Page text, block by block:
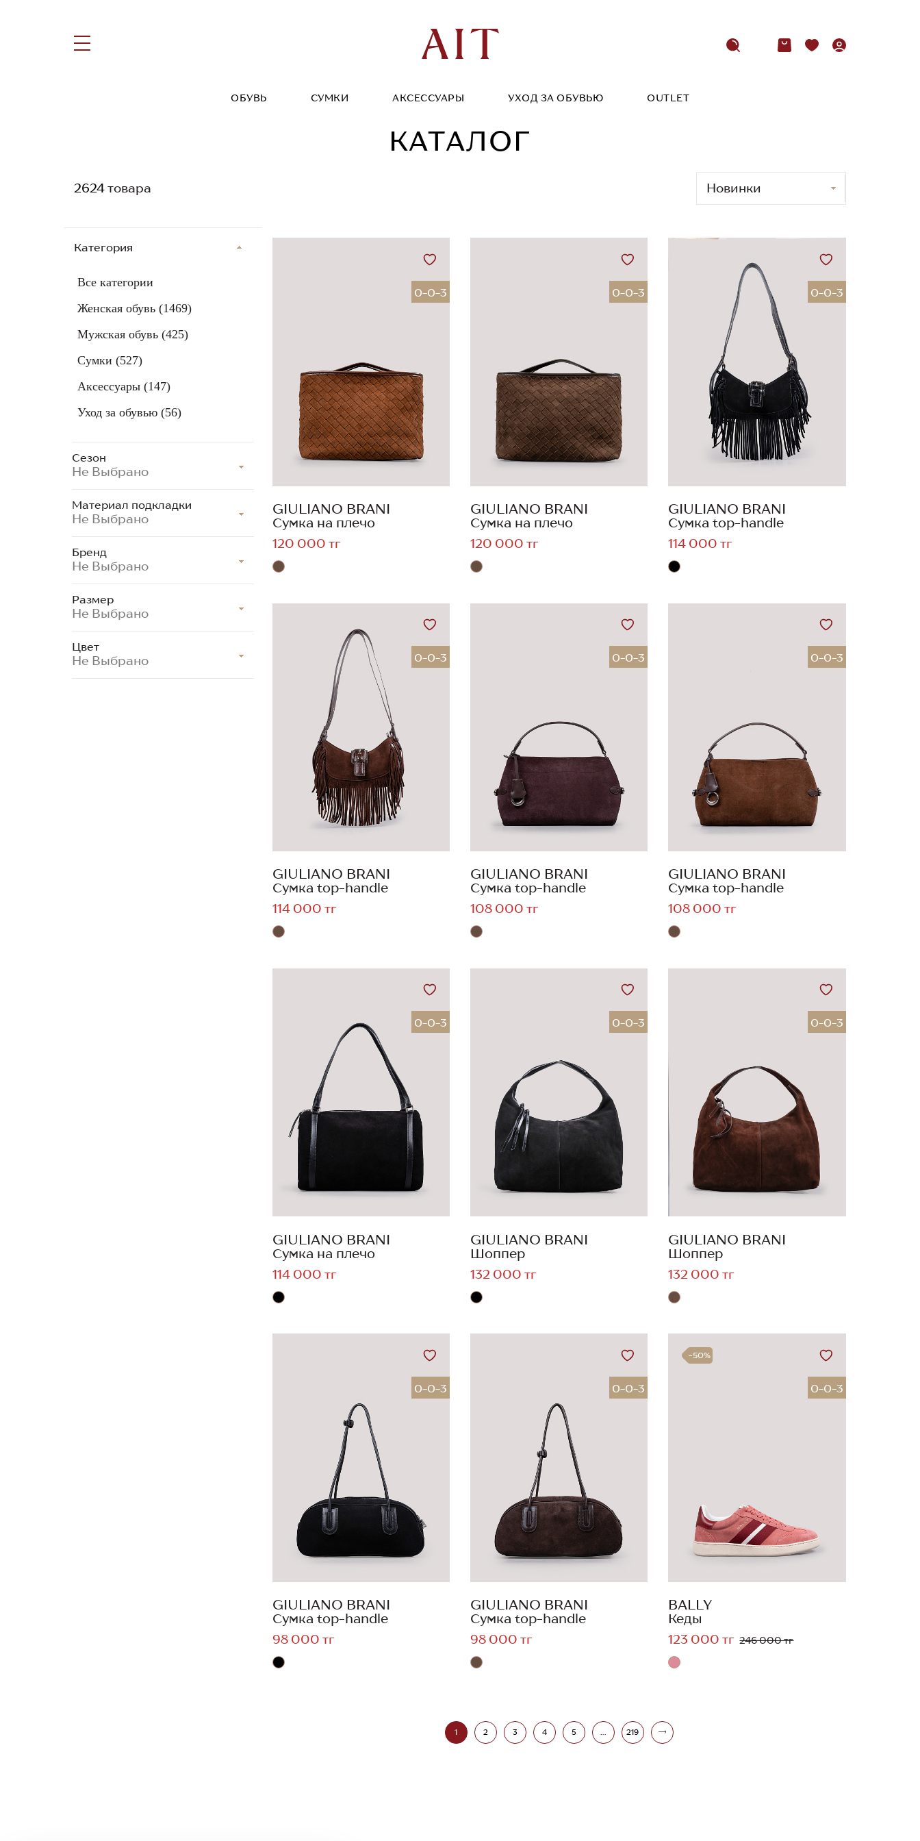
ОБУВЬ СУМКИ АКСЕССУАРЫ УХОД ЗА ОБУВЬЮ OUTLET
КАТАЛОГ
Категория
Все категории
Женская обувь (1469)
Мужская обувь (425)
Сумки (527)
Аксессуары (147)
Уход за обувью (56)
Сезон
Не Выбрано
Материал подкладки
Не Выбрано
Бренд
Не Выбрано
Размер
Не Выбрано
Цвет
Не Выбрано
0-0-3
GIULIANO BRANI
Сумка на плечо
120 000 тг
0-0-3
GIULIANO BRANI
Сумка на плечо
120 000 тг
0-0-3
GIULIANO BRANI
Сумка top-handle
114 000 тг
0-0-3
GIULIANO BRANI
Сумка top-handle
114 000 тг
0-0-3
GIULIANO BRANI
Сумка top-handle
108 000 тг
0-0-3
GIULIANO BRANI
Сумка top-handle
108 000 тг
0-0-3
GIULIANO BRANI
Сумка на плечо
114 000 тг
0-0-3
GIULIANO BRANI
Шоппер
132 000 тг
0-0-3
GIULIANO BRANI
Шоппер
132 000 тг
0-0-3
GIULIANO BRANI
Сумка top-handle
98 000 тг
0-0-3
GIULIANO BRANI
Сумка top-handle
98 000 тг
-50%
0-0-3
BALLY
Кеды
123 000 тг 246 000 тг
1 2 3 4 5 219
2624товара